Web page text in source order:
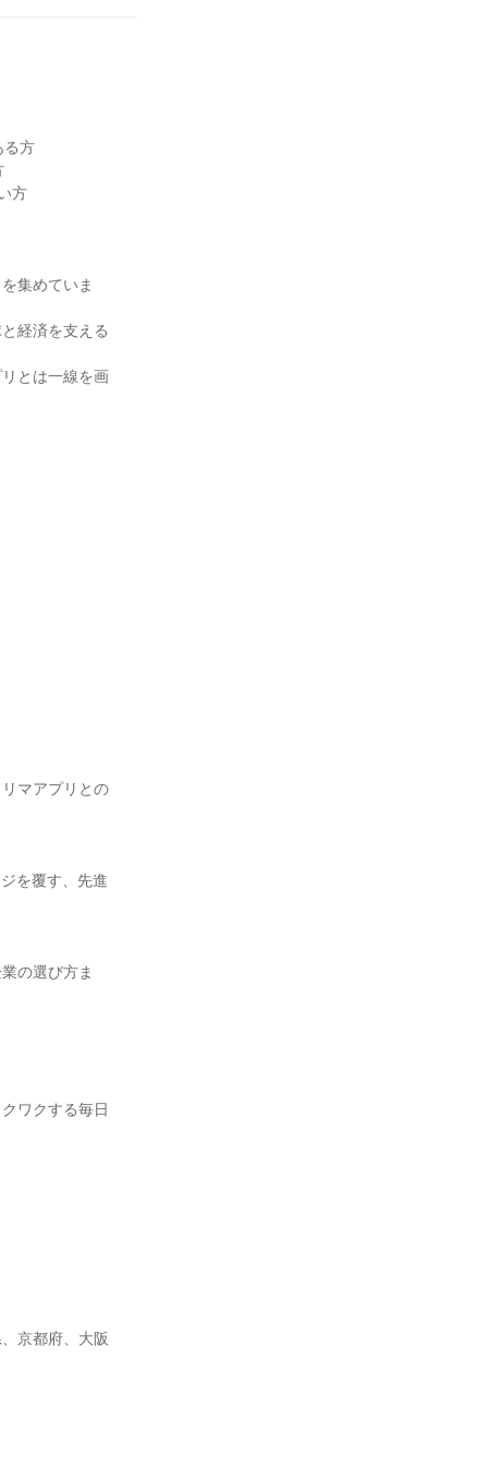
る方
方
集めていま
経済を支える
とは一線を画
マアプリとの
を覆す、先進
の選び方ま
ワクする毎日
京都府、大阪